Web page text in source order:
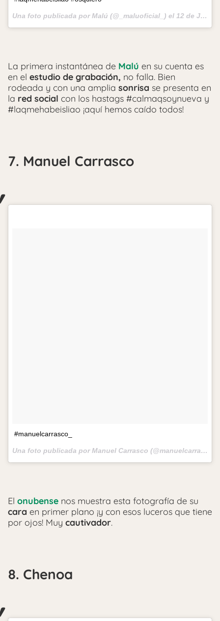
Una foto publicada por Malú (@_maluoficial_) el 12 de Jun de 2015 a la(s) 6:34 PDT
La primera instantánea de Malú en su cuenta es
en el estudio de grabación, no falla. Bien
rodeada y con una amplia sonrisa se presenta en
la red social con los hastags #calmaqsoynueva y
#laqmehabeisliao ¡aquí hemos caído todos!
7. Manuel Carrasco
#manuelcarrasco_
Una foto publicada por Manuel Carrasco (@manuelcarrasco_) el
El onubense nos muestra esta fotografía de su
cara en primer plano ¡y con esos luceros que tiene
por ojos! Muy cautivador.
8. Chenoa